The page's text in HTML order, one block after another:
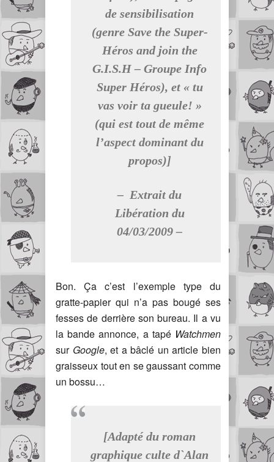
de sensibilisation
(genre Save the Super-
Héros and join the
G.I.S.H – Groupe Info
Super Héros), et « tu
vas voir ta gueule! »
(qui est tout de même
l’aspect dominant du
propos)]
– Extrait du
Libération du
04/03/2009 –
Bon. Ça c’est l’exemple type du
gratte-papier qui n’a pas bougé ses
fesses de derrière son bureau. Il a vu
la bande annonce, a tapé Watchmen
sur Google, et a bâclé un article bien
graisseux tout en se gaussant comme
un bossu…
[Adapté du roman
graphique culte d`Alan